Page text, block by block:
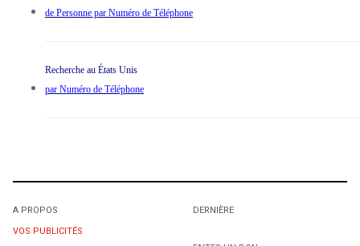
de Personne par Numéro de Téléphone
Recherche au États Unis
par Numéro de Téléphone
A PROPOS
VOS PUBLICITÉS
DERNIÈRE